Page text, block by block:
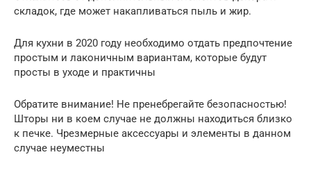
складок, где может накапливаться пыль и жир.
Для кухни в 2020 году необходимо отдать предпочтение
простым и лаконичным вариантам, которые будут
просты в уходе и практичны
Обратите внимание! Не пренебрегайте безопасностью!
Шторы ни в коем случае не должны находиться близко
к печке. Чрезмерные аксессуары и элементы в данном
случае неуместны